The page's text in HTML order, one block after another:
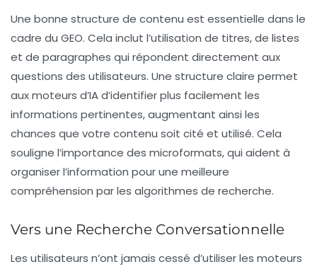
Une bonne structure de contenu est essentielle dans le
cadre du GEO. Cela inclut l’utilisation de titres, de listes
et de paragraphes qui répondent directement aux
questions des utilisateurs. Une structure claire permet
aux moteurs d’IA d’identifier plus facilement les
informations pertinentes, augmentant ainsi les
chances que votre contenu soit cité et utilisé. Cela
souligne l’importance des microformats, qui aident à
organiser l’information pour une meilleure
compréhension par les algorithmes de recherche.
Vers une Recherche Conversationnelle
Les utilisateurs n’ont jamais cessé d’utiliser les moteurs